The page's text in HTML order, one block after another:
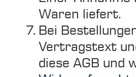
Waren liefert.
Bei
Vertragstext
diese AGB und